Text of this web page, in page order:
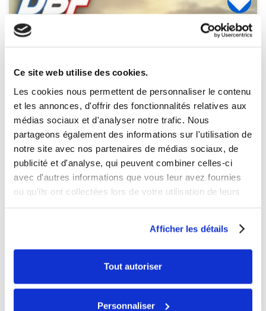
Ce site web utilise des cookies.
Les cookies nous permettent de personnaliser le contenu
et les annonces, d'offrir des fonctionnalités relatives aux
médias sociaux et d'analyser notre trafic. Nous
partageons également des informations sur l'utilisation de
notre site avec nos partenaires de médias sociaux, de
publicité et d'analyse, qui peuvent combiner celles-ci
avec d'autres informations que vous leur avez fournies
ou qu'ils ont collectées lors de votre utilisation de leurs
Afficher les détails
Tout autoriser
Personnaliser
Indisponible
04// AXE PISTON 14*42 KAYO 125